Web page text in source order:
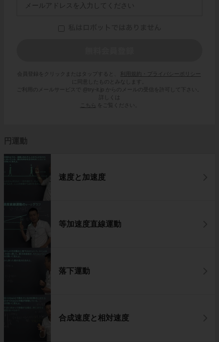
会員登録をクリックまたはタップすると、
利用規約・プライバシーポリシー
に同意したものとみなします。
ご利用のメールサービスで @try-it.jp からのメールの受信を許可して下さい。
詳しくは
こちら
をご覧ください。
円運動
速度と加速度
等加速度直線運動
落下運動
合成速度と相対速度